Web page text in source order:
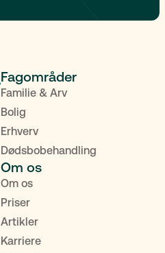
Fagområder
Familie & Arv
Bolig
Erhverv
Dødsbobehandling
Om os
Om os
Priser
Artikler
Karriere